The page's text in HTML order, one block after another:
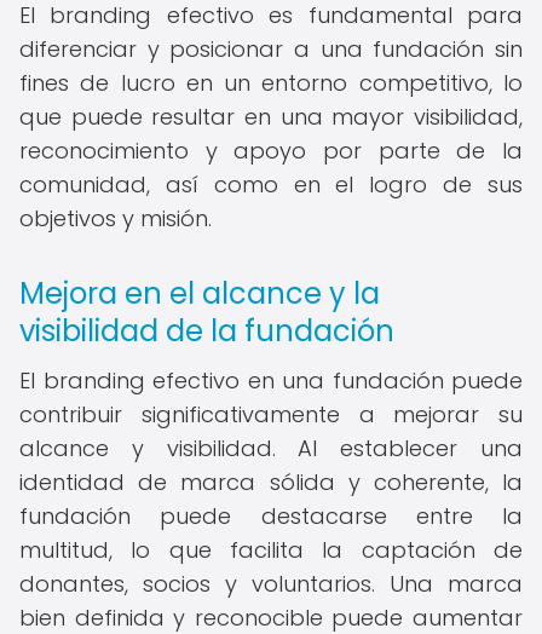
El branding efectivo es fundamental para
diferenciar y posicionar a una fundación sin
fines de lucro en un entorno competitivo, lo
que puede resultar en una mayor visibilidad,
reconocimiento y apoyo por parte de la
comunidad, así como en el logro de sus
objetivos y misión.
Mejora en el alcance y la
visibilidad de la fundación
El branding efectivo en una fundación puede
contribuir significativamente a mejorar su
alcance y visibilidad. Al establecer una
identidad de marca sólida y coherente, la
fundación puede destacarse entre la
multitud, lo que facilita la captación de
donantes, socios y voluntarios. Una marca
bien definida y reconocible puede aumentar